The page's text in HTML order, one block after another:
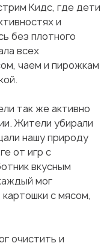
Кидс, где дети
и
без плотного
всех
чаем и пирожкам
так же активно
Жители убирали
нашу природу
от игр с
вкусным
мог
с мясом,
очистить и